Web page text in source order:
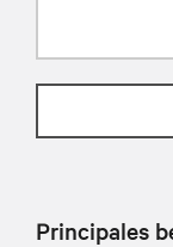
Principales